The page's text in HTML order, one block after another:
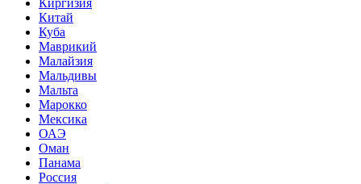
Китай
Куба
Маврикий
Малайзия
Мальдивы
Мальта
Марокко
Мексика
ОАЭ
Оман
Панама
Россия